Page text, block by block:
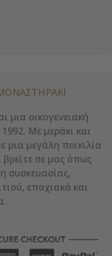
μια οικογενειακή
Με μεράκι και
μια μεγάλη ποικιλία
σε μας όπως
συσκευασίας,
εποχιακά και